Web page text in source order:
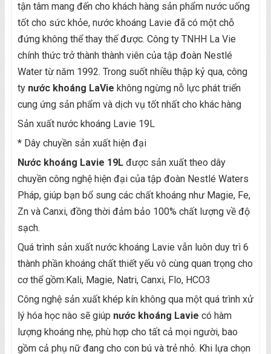
tận tâm mang đến cho khách hàng sản phẩm nước uống
tốt cho sức khỏe, nước khoáng Lavie đã có một chỗ
đứng không thể thay thế được. Công ty TNHH La Vie
chính thức trở thành thành viên của tập đoàn Nestlé
Water từ năm 1992. Trong suốt nhiều thập kỷ qua, công
ty nước khoáng LaVie không ngừng nỗ lực phát triển
cung ứng sản phẩm và dịch vụ tốt nhất cho khác hàng
Sản xuất nước khoáng Lavie 19L
* Dây chuyền sản xuất hiện đại
Nước khoáng Lavie 19L được sản xuất theo dây
chuyền công nghệ hiện đại của tập đoàn Nestlé Waters
Pháp, giúp bạn bổ sung các chất khoáng như Magie, Fe,
Zn và Canxi, đồng thời đảm bảo 100% chất lượng về độ
sạch.
Quá trình sản xuất nước khoáng Lavie vẫn luôn duy trì 6
thành phần khoáng chất thiết yếu vô cùng quan trọng cho
cơ thể gồm:Kali, Magie, Natri, Canxi, Flo, HCO3
Công nghệ sản xuất khép kín không qua một quá trình xử
lý hóa học nào sẽ giúp nước khoáng Lavie có hàm
lượng khoáng nhẹ, phù hợp cho tất cả mọi người, bao
gồm cả phụ nữ đang cho con bú và trẻ nhỏ. Khi lựa chọn